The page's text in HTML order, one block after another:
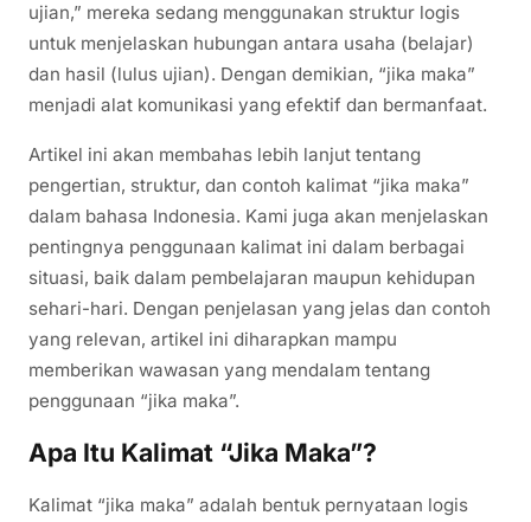
ujian,” mereka sedang menggunakan struktur logis
untuk menjelaskan hubungan antara usaha (belajar)
dan hasil (lulus ujian). Dengan demikian, “jika maka”
menjadi alat komunikasi yang efektif dan bermanfaat.
Artikel ini akan membahas lebih lanjut tentang
pengertian, struktur, dan contoh kalimat “jika maka”
dalam bahasa Indonesia. Kami juga akan menjelaskan
pentingnya penggunaan kalimat ini dalam berbagai
situasi, baik dalam pembelajaran maupun kehidupan
sehari-hari. Dengan penjelasan yang jelas dan contoh
yang relevan, artikel ini diharapkan mampu
memberikan wawasan yang mendalam tentang
penggunaan “jika maka”.
Apa Itu Kalimat “Jika Maka”?
Kalimat “jika maka” adalah bentuk pernyataan logis